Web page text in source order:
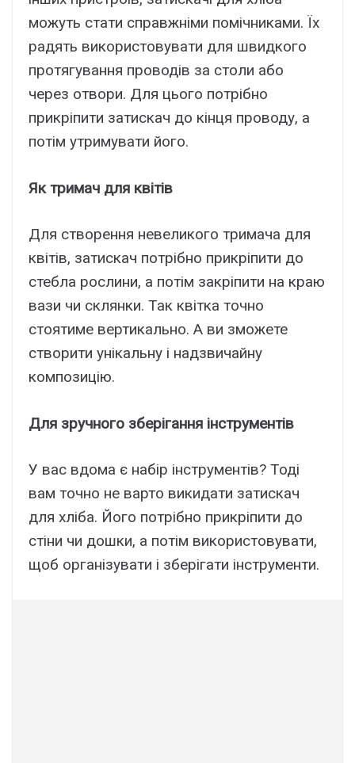
можуть стати справжніми помічниками. Їх
радять використовувати для швидкого
протягування проводів за столи або
через отвори. Для цього потрібно
прикріпити затискач до кінця проводу, а
потім утримувати його.
Як тримач для квітів
Для створення невеликого тримача для
квітів, затискач потрібно прикріпити до
стебла рослини, а потім закріпити на краю
вази чи склянки. Так квітка точно
стоятиме вертикально. А ви зможете
створити унікальну і надзвичайну
композицію.
Для зручного зберігання інструментів
У вас вдома є набір інструментів? Тоді
вам точно не варто викидати затискач
для хліба. Його потрібно прикріпити до
стіни чи дошки, а потім використовувати,
щоб організувати і зберігати інструменти.